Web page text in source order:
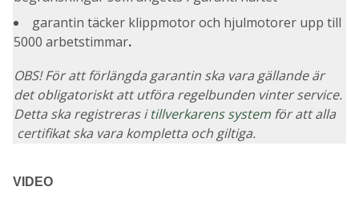
garantin täcker klippmotor och hjulmotorer upp till
5000 arbetstimmar.
OBS! För att förlängda garantin ska vara gällande är
det obligatoriskt att utföra regelbunden vinter service.
Detta ska registreras itillverkarens system för att alla
certifikat ska vara kompletta och giltiga.
VIDEO